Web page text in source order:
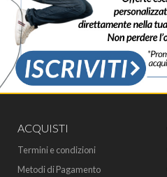
ACQUISTI
Termini e condizioni
Metodi di Pagamento